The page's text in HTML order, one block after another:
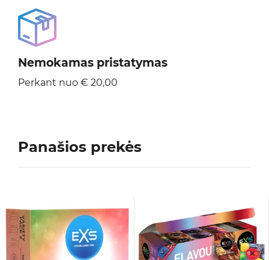
Nemokamas pristatymas
Perkant nuo € 20,00
Panašios prekės